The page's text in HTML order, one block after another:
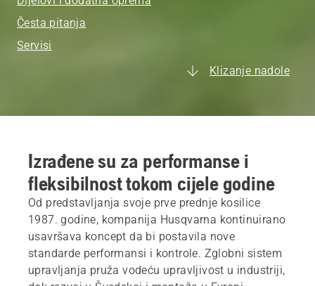
Česta pitanja
Servisi
Klizanje nadole
Izrađene su za performanse i
fleksibilnost tokom cijele godine
Od predstavljanja svoje prve prednje kosilice
1987. godine, kompanija Husqvarna kontinuirano
usavršava koncept da bi postavila nove
standarde performansi i kontrole. Zglobni sistem
upravljanja pruža vodeću upravljivost u industriji,